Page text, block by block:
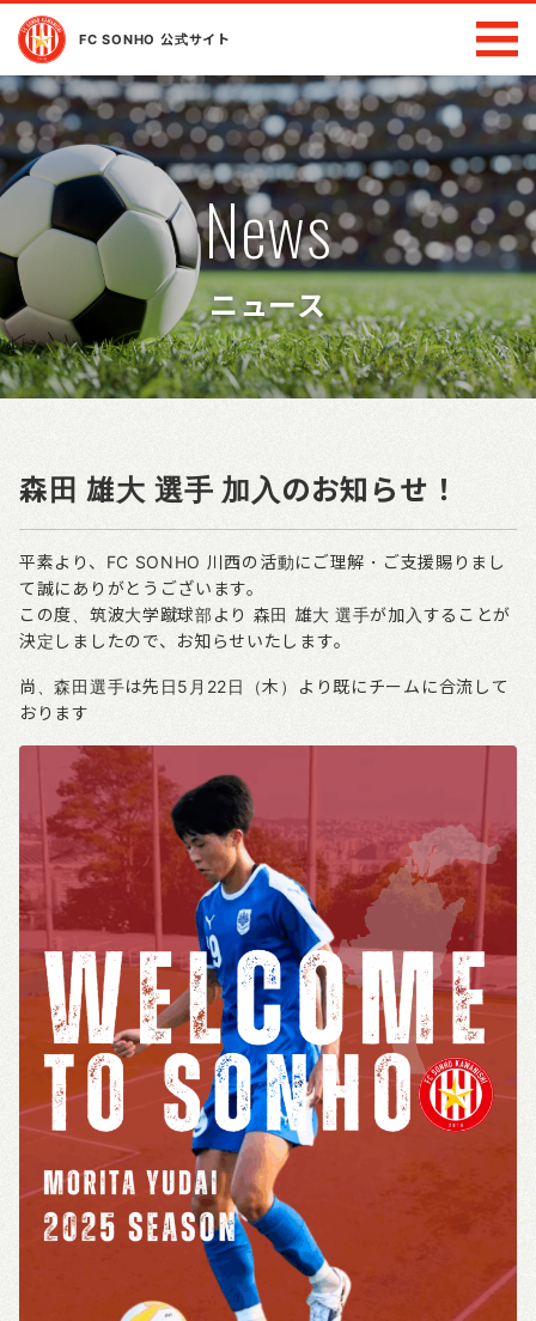
FC SONHO 公式サイト
News
ニュース
森田 雄大 選手 加入のお知らせ！
平素より、FC SONHO 川西の活動にご理解・ご支援賜りまし
て誠にありがとうございます。
この度、筑波大学蹴球部より 森田 雄大 選手が加入することが
決定しましたので、お知らせいたします。
尚、森田選手は先日5月22日（木）より既にチームに合流して
おります